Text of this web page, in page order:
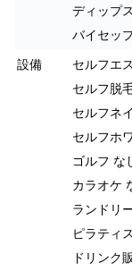
ディップ
バイセッ
設備
セルフエ
セルフ脱
セルフネ
セルフホ
ゴルフ な
カラオケ
ランドリ
ピラティ
ドリンク